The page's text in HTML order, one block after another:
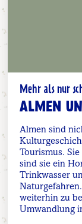
Mehr als nur
ALMEN
Almen sind
Tourismus.
sind sie ein
Trinkwasser
weiterhin zu
Umwandlung